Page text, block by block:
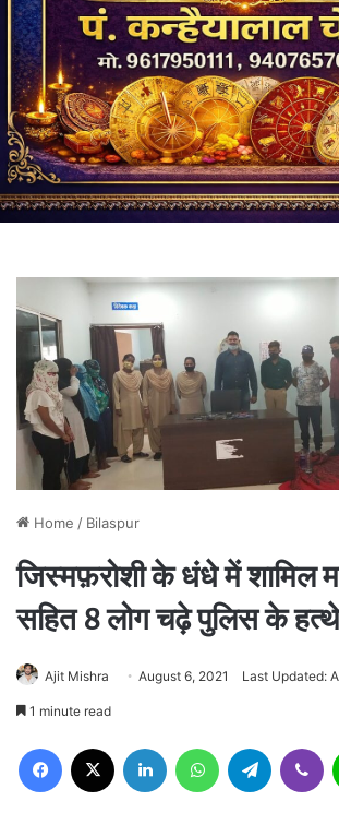
Home / Bilaspur
जिस्मफ़रोशी के धंधे में शामिल
सहित 8 लोग चढ़े पुलिस के हत्थे
Ajit Mishra August 6, 2021 Last Updated:
1 minute read
Facebook LinkedIn WhatsAppTelegram